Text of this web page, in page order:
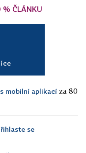
% ČLÁNKU
mobilní aplikací za 80
se